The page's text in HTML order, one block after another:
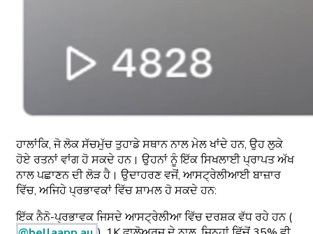
ਹਾਲਾਂਕਿ, ਜੋ ਲੋਕ ਸੱਚਮੁੱਚ ਤੁਹਾਡੇ ਸਥਾਨ ਨਾਲ ਮੇਲ ਖਾਂਦੇ ਹਨ, ਉਹ ਲੁਕੇ
ਹੋਏ ਰਤਨਾਂ ਵਾਂਗ ਹੋ ਸਕਦੇ ਹਨ। ਉਹਨਾਂ ਨੂੰ ਇੱਕ ਸਿਖਲਾਈ ਪ੍ਰਾਪਤ ਅੱਖ
ਨਾਲ ਪਛਾਣਨ ਦੀ ਲੋੜ ਹੈ। ਉਦਾਹਰਣ ਵਜੋਂ, ਆਸਟ੍ਰੇਲੀਆਈ ਬਾਜ਼ਾਰ
ਵਿੱਚ, ਅਜਿਹੇ ਪ੍ਰਭਾਵਕਾਂ ਵਿੱਚ ਸ਼ਾਮਲ ਹੋ ਸਕਦੇ ਹਨ:
ਇੱਕ ਨੈਨੋ-ਪ੍ਰਭਾਵਕ ਜਿਸਦੇ ਆਸਟ੍ਰੇਲੀਆ ਵਿੱਚ ਦਰਸ਼ਕ ਵੱਧ ਰਹੇ ਹਨ (